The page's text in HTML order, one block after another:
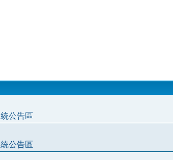
公告區
公告區